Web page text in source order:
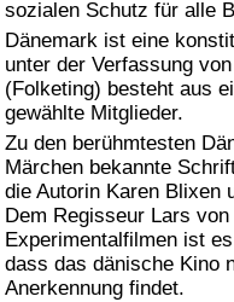
sozialen Schutz für alle
Dänemark ist eine
unter der Verfassung
(Folketing) besteht aus
gewählte Mitglieder.
Zu den berühmtesten
Märchen bekannte
die Autorin Karen Blixen
Dem Regisseur Lars
Experimentalfilmen ist
dass das dänische Kino
Anerkennung findet.